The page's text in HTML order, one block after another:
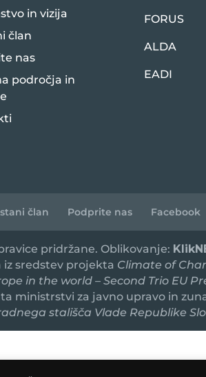
in vizija
član
nas
področja in
FORUS
ALDA
EADI
član Podprite nas Facebook
pridržane. Oblikovanje:
sredstev projekta Climate of
in the world – Second Trio EU
ministrstvi za javno upravo in
stališča Vlade Republike